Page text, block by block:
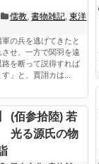
儒教 ,書物雑記 ,東洋
の兵を逃げてきたと
せ、一方で関羽を遠
を断って説得すれば
」と、賈詡カは...
(佰参拾陸) 若
光る源氏の物